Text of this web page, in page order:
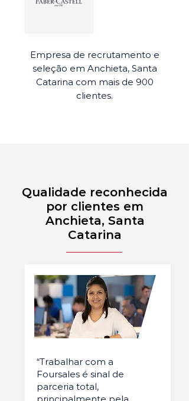
Empresa de recrutamento e
seleção em Anchieta, Santa
Catarina com mais de 900
clientes.
Qualidade reconhecida
por clientes em
Anchieta, Santa
Catarina
“Trabalhar com a
Foursales é sinal de
parceria total,